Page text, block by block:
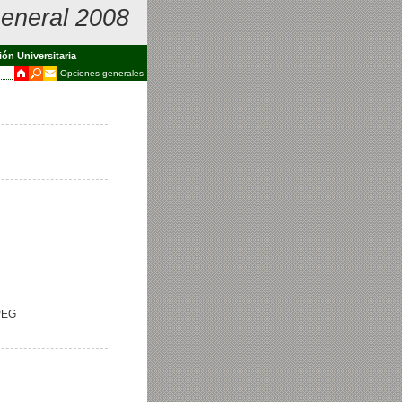
2008
Universitaria
Opciones generales